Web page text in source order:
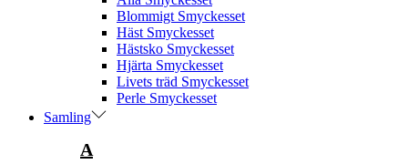
Blommigt Smyckesset
Häst Smyckesset
Hästsko Smyckesset
Hjärta Smyckesset
Livets träd Smyckesset
Perle Smyckesset
Samling
A